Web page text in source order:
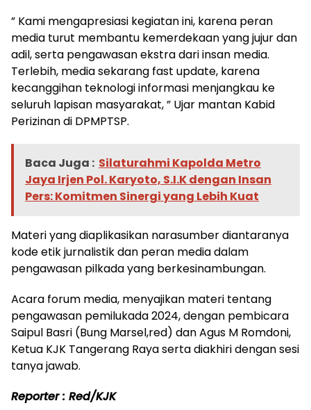
” Kami mengapresiasi kegiatan ini, karena peran
media turut membantu kemerdekaan yang jujur dan
adil, serta pengawasan ekstra dari insan media.
Terlebih, media sekarang fast update, karena
kecanggihan teknologi informasi menjangkau ke
seluruh lapisan masyarakat, ” Ujar mantan Kabid
Perizinan di DPMPTSP.
Baca Juga : Silaturahmi Kapolda Metro
Jaya Irjen Pol. Karyoto, S.I.K dengan Insan
Pers: Komitmen Sinergi yang Lebih Kuat
Materi yang diaplikasikan narasumber diantaranya
kode etik jurnalistik dan peran media dalam
pengawasan pilkada yang berkesinambungan.
Acara forum media, menyajikan materi tentang
pengawasan pemilukada 2024, dengan pembicara
Saipul Basri (Bung Marsel,red) dan Agus M Romdoni,
Ketua KJK Tangerang Raya serta diakhiri dengan sesi
tanya jawab.
Reporter : Red/KJK